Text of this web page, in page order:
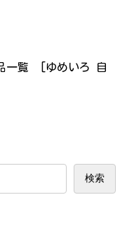
一覧 [ゆめいろ 自
検索